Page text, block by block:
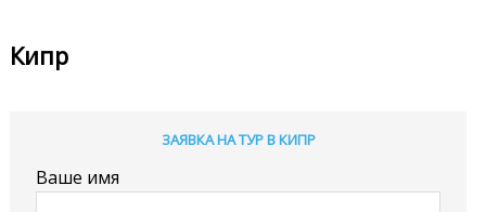
Кипр
ЗАЯВКА НА ТУР В КИПР
Ваше имя